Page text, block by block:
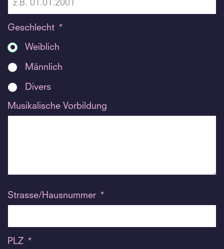
Geschlecht *
Weiblich
Männlich
Divers
Musikalische Vorbildung
Strasse/Hausnummer *
PLZ *